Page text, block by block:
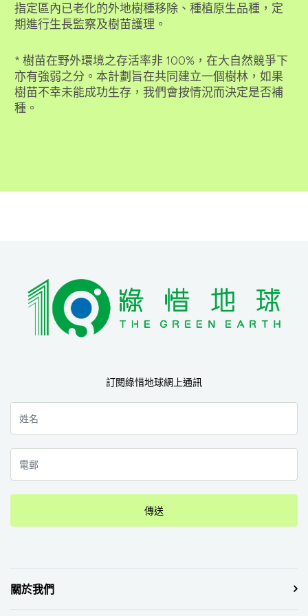
指定區內已老化的外地樹種移除、種植原生品種，定
期進行生長監察及樹苗護理。
* 樹苗在野外環境之存活率非 100%，在大自然競爭下
亦有強弱之分。本計劃旨在共同建立一個樹林，如果
樹苗不幸未能成功生存，我們會按情況而決定是否補
種。
訂閱綠惜地球網上通訊
傳送
關於我們